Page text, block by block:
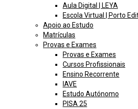
Aula Digital | LEYA
Escola Virtual | Porto
Apoio ao Estudo
Matrículas
Provas e Exames
Provas e Exames
Cursos Profissionais
Ensino Recorrente
IAVE
Estudo Autónomo
PISA 25